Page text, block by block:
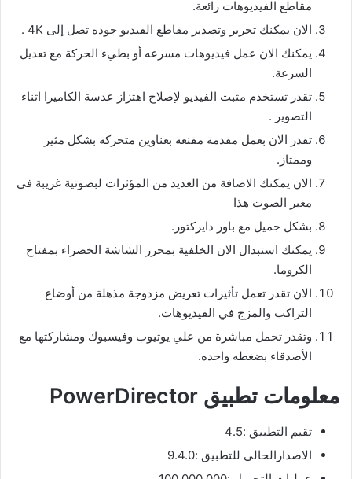
مقاطع الفيديوهات رائعة.
الان يمكنك تحرير وتصدير مقاطع الفيديو جوده تصل إلى 4K .
يمكنك الان عمل فيديوهات مسرعه أو بطيء الحركة مع تعديل
السرعة.
تقدر تستخدم مثبت الفيديو لإصلاح اهتزاز عدسة الكاميرا اثناء
التصوير .
تقدر الان بعمل مقدمة مقنعة بعناوين متحركة بشكل مثير
وممتاز.
الان يمكنك الاضافة من العديد من المؤثرات لبصوتية غريبة في
مغير الصوت هذا
بشكل جميل مع باور دايركتور.
يمكنك استبدال الان الخلفية بمحرر الشاشة الخضراء بمفتاح
الكروما.
الان تقدر تعمل تأثيرات تعريض مزدوجة مذهلة من أوضاع
التراكب والمزج في الفيديوهات.
وتقدر تحمل مباشرة من علي يوتيوب وفيسبوك ومشاركتها مع
الأصدقاء بضغطه واحده.
معلومات تطبيق PowerDirector
تقيم التطبيق :4.5
الاصدارالحالي للتطبيق :9.4.0